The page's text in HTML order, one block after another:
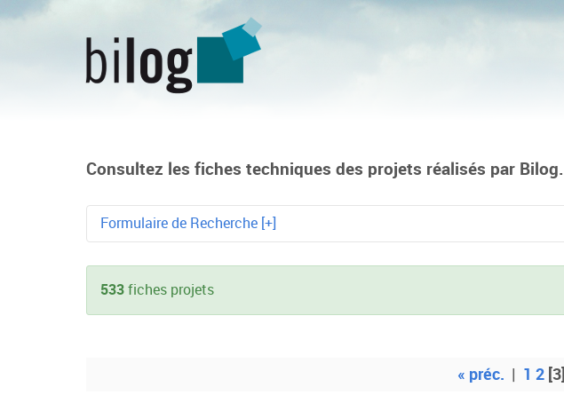
Consultez les fiches techniques des projets réalisés par Bilog.
Formulaire de Recherche [+]
Mot-clé
Technologie
533 fiches projets
« préc. | 1 2 [3]